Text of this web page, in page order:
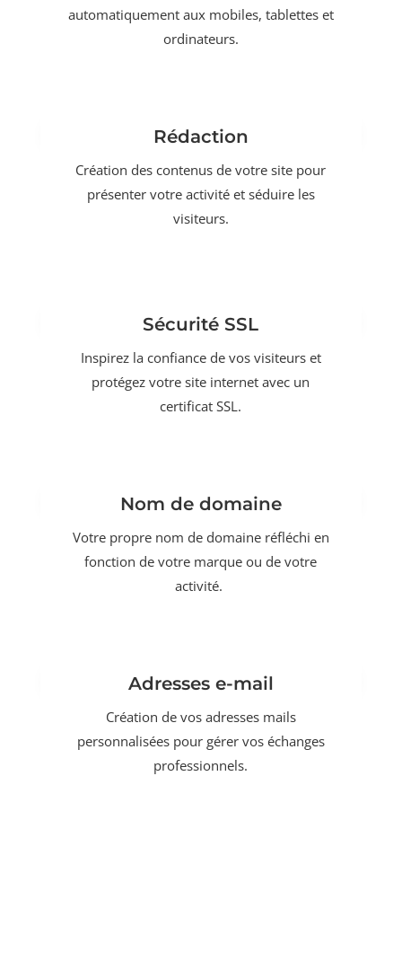
automatiquement aux mobiles, tablettes et
ordinateurs.
Rédaction
Création des contenus de votre site pour
présenter votre activité et séduire les
visiteurs.
Sécurité SSL
Inspirez la confiance de vos visiteurs et
protégez votre site internet avec un
certificat SSL.
Nom de domaine
Votre propre nom de domaine réfléchi en
fonction de votre marque ou de votre
activité.
Adresses e-mail
Création de vos adresses mails
personnalisées pour gérer vos échanges
professionnels.